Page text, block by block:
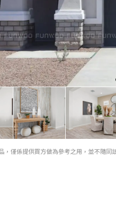
，僅係提供買方做為參考之用，並不隨